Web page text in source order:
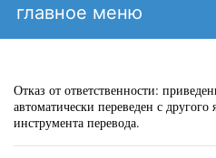
главное меню
Отказ от ответственности:
автоматически переведен с
инструмента перевода.